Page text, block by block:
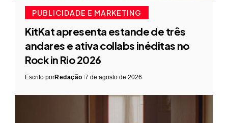
PUBLICIDADE E MARKETING
KitKat apresenta estande de três
andares e ativa collabs inéditas no
Rock in Rio 2026
Escrito porRedação 7 de agosto de 2026